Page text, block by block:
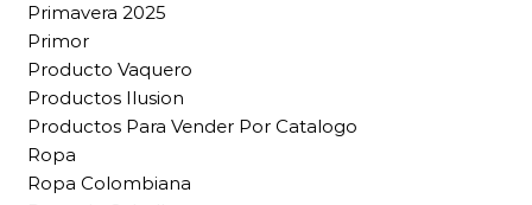
Primavera 2025
Primor
Producto Vaquero
Productos Ilusion
Productos Para Vender Por Catalogo
Ropa
Ropa Colombiana